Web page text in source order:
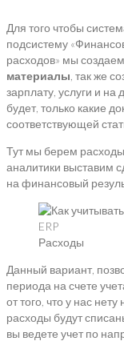
Для того чтобы
подсистему
расходов» мы
материалы , так же
зарплату, услуги и на
будет, только какие
соответствующей
Тут мы берем
аналитики выставим
на финансовый
Расходы
Данный вариант,
периода на счете
от того, что у нас
расходы будут
вы ведете учет по